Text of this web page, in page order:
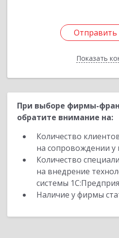
Отправить
Показать
Отправить
Назад
При выборе фирмы-
обратите внимание на:
Количество
на сопровождении
Количество
на внедрение
системы
Наличие у фирмы